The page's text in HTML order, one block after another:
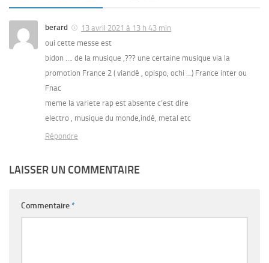
berard
13 avril 2021 à 13 h 43 min
oui cette messe est
bidon …. de la musique ,??? une certaine musique via la
promotion France 2 ( viandé , opispo, ochi …) France inter ou
Fnac
meme la variete rap est absente c’est dire
electro , musique du monde,indé, metal etc
Répondre
LAISSER UN COMMENTAIRE
Commentaire*